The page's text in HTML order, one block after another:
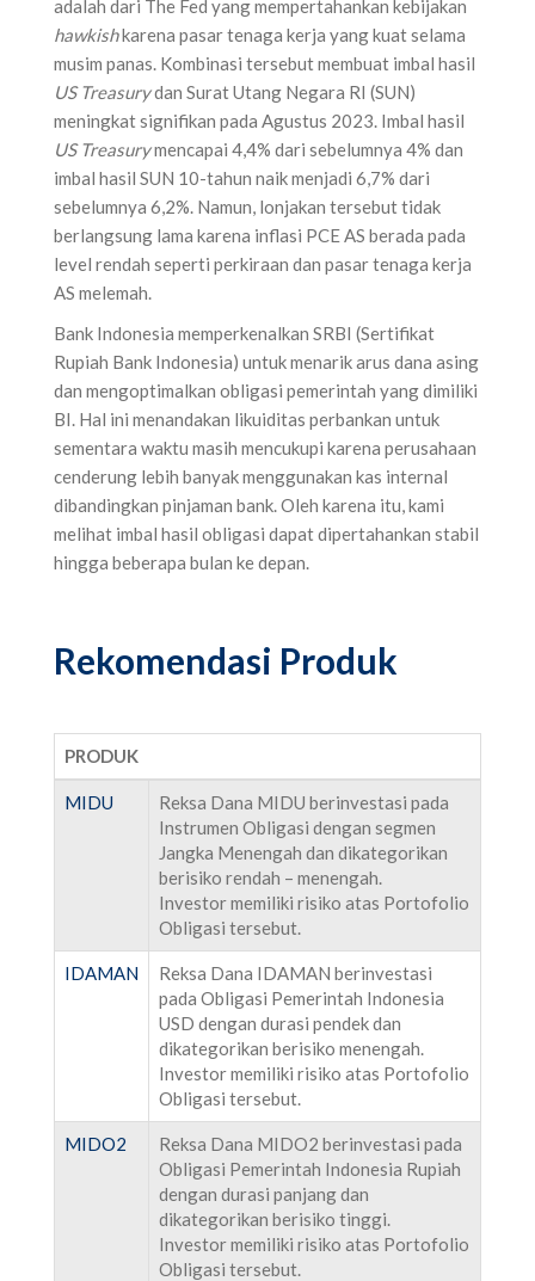
adalah dari The Fed yang mempertahankan kebijakan
hawkishkarena pasar tenaga kerja yang kuat selama
musim panas. Kombinasi tersebut membuat imbal hasil
US Treasurydan Surat Utang Negara RI (SUN)
meningkat signifikan pada Agustus 2023. Imbal hasil
US Treasurymencapai 4,4% dari sebelumnya 4% dan
imbal hasil SUN 10-tahun naik menjadi 6,7% dari
sebelumnya 6,2%. Namun, lonjakan tersebut tidak
berlangsung lama karena inflasi PCE AS berada pada
level rendah seperti perkiraan dan pasar tenaga kerja
AS melemah.
Bank Indonesia memperkenalkan SRBI (Sertifikat
Rupiah Bank Indonesia) untuk menarik arus dana asing
dan mengoptimalkan obligasi pemerintah yang dimiliki
BI. Hal ini menandakan likuiditas perbankan untuk
sementara waktu masih mencukupi karena perusahaan
cenderung lebih banyak menggunakan kas internal
dibandingkan pinjaman bank. Oleh karena itu, kami
melihat imbal hasil obligasi dapat dipertahankan stabil
hingga beberapa bulan ke depan.
Rekomendasi Produk
PRODUK
MIDU
Reksa Dana MIDU berinvestasi pada
Instrumen Obligasi dengan segmen
Jangka Menengah dan dikategorikan
berisiko rendah – menengah.
Investor memiliki risiko atas Portofolio
Obligasi tersebut.
IDAMAN
Reksa Dana IDAMAN berinvestasi
pada Obligasi Pemerintah Indonesia
USD dengan durasi pendek dan
dikategorikan berisiko menengah.
Investor memiliki risiko atas Portofolio
Obligasi tersebut.
MIDO2
Reksa Dana MIDO2 berinvestasi pada
Obligasi Pemerintah Indonesia Rupiah
dengan durasi panjang dan
dikategorikan berisiko tinggi.
Investor memiliki risiko atas Portofolio
Obligasi tersebut.